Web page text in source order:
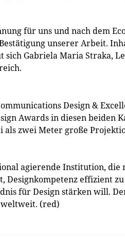
für uns und nach dem
unserer Arbeit.
sich Gabriela Maria Straka,
Design &
Awards in diesen beiden
als zwei Meter große
agierende Institution, die
Designkompetenz effizient
für Design stärken will.
(red)